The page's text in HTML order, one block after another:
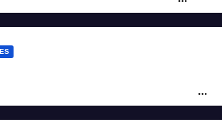
Fe
de Santa Fe: la nafta súper superó
y llenar el tanque cuesta más